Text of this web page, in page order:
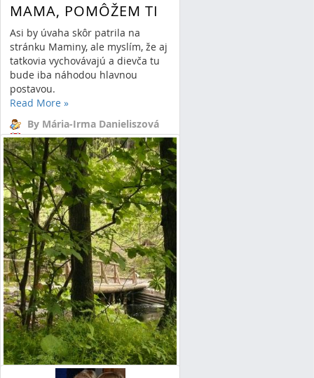
MAMA, POMÔŽEM TI
Asi by úvaha skôr patrila na
stránku Maminy, ale myslím, že aj
tatkovia vychovávajú a dievča tu
bude iba náhodou hlavnou
postavou.
Read More »
By Mária-Irma Danieliszová
02/10/14 22:34 1 Comment
radosť
práca
deti
pomoc
poriadok
súcit.